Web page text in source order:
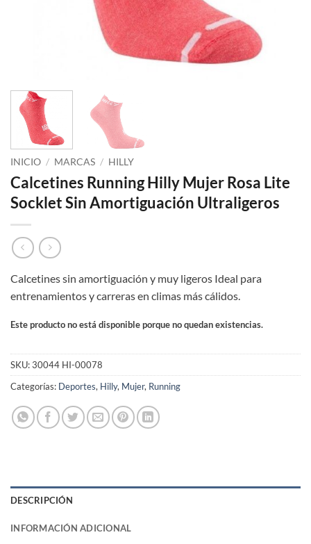
INICIO / MARCAS / HILLY
Calcetines Running Hilly Mujer Rosa Lite
Socklet Sin Amortiguación Ultraligeros
Calcetines sin amortiguación y muy ligeros Ideal para
entrenamientos y carreras en climas más cálidos.
Este producto no está disponible porque no quedan existencias.
SKU:30044 HI-00078
Categorías: Deportes, Hilly, Mujer, Running
DESCRIPCIÓN
INFORMACIÓN ADICIONAL